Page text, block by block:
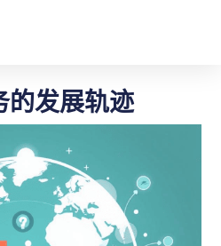
的发展轨迹